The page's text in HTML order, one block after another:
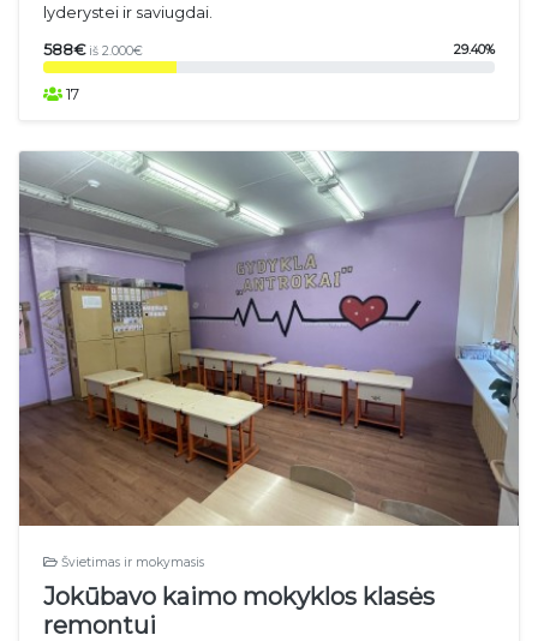
lyderystei ir saviugdai.
588€ iš 2.000€ 29.40%
17
Švietimas ir mokymasis
Jokūbavo kaimo mokyklos klasės
remontui